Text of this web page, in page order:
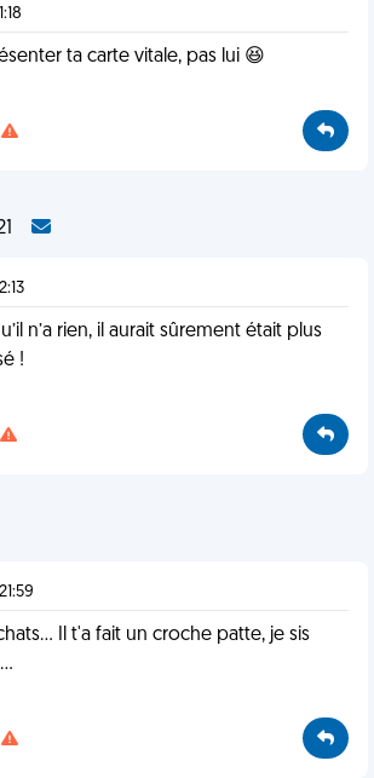
ta carte vitale, pas lui 😆
n’a rien, il aurait sûrement était plus
!
Il t'a fait un croche patte, je sis